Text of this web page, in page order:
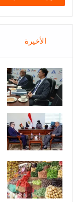
الأخيرة